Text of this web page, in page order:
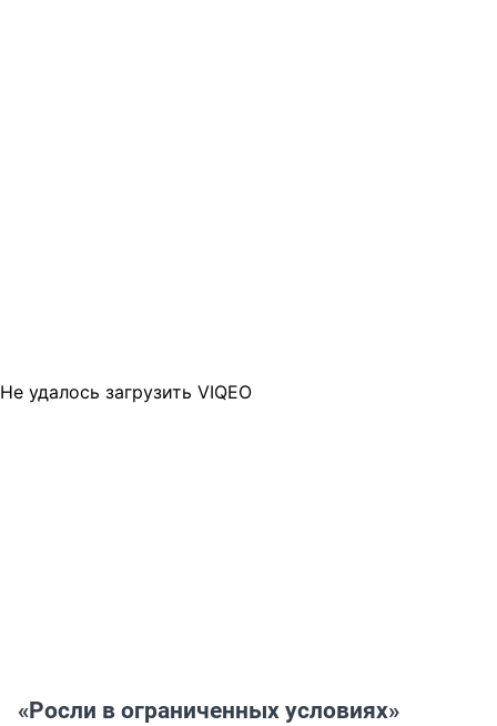
Не удалось загрузить VIQEO
«Росли в ограниченных условиях»